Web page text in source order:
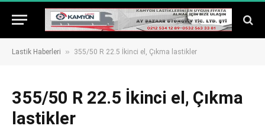
Lastik Haberleri » 355/50 R 22.5 İkinci el, Çıkma lastikler
355/50 R 22.5 İkinci el, Çıkma
lastikler